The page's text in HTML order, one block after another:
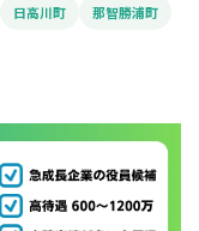
日高川町
那智勝浦町